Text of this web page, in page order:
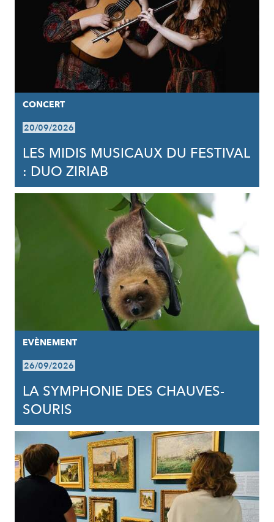
CONCERT
20/09/2026
LES MIDIS MUSICAUX DU FESTIVAL
: DUO ZIRIAB
EVÈNEMENT
26/09/2026
LA SYMPHONIE DES CHAUVES-
SOURIS